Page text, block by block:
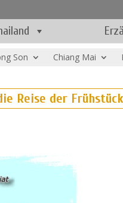
Son Chiang Mai
Reise der